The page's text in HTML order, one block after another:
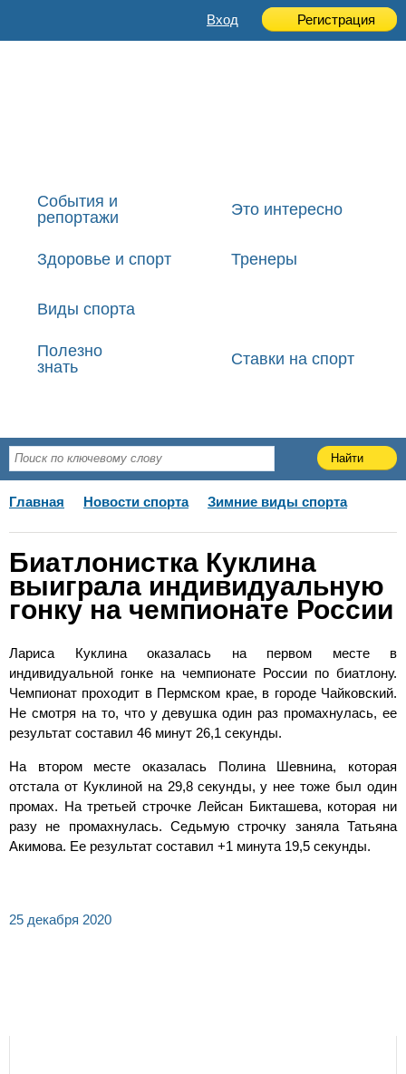
Вход Регистрация
События и
репортажи
Это интересно
Здоровье и спорт Тренеры
Виды спорта
Полезно
знать
Ставки на спорт
Главная Новости спорта Зимние виды спорта
Биатлонистка Куклина
выиграла индивидуальную
гонку на чемпионате России
Лариса Куклина оказалась на первом месте в
индивидуальной гонке на чемпионате России по биатлону.
Чемпионат проходит в Пермском крае, в городе Чайковский.
Не смотря на то, что у девушка один раз промахнулась, ее
результат составил 46 минут 26,1 секунды.
На втором месте оказалась Полина Шевнина, которая
отстала от Куклиной на 29,8 секунды, у нее тоже был один
промах. На третьей строчке Лейсан Бикташева, которая ни
разу не промахнулась. Седьмую строчку заняла Татьяна
Акимова. Ее результат составил +1 минута 19,5 секунды.
25 декабря 2020